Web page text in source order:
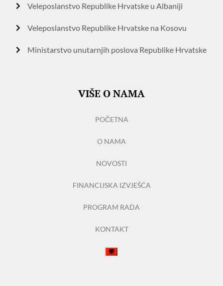
Veleposlanstvo Republike Hrvatske u Albaniji
Veleposlanstvo Republike Hrvatske na Kosovu
Ministarstvo unutarnjih poslova Republike Hrvatske
VIŠE O NAMA
POČETNA
O NAMA
NOVOSTI
FINANCIJSKA IZVJEŠĆA
PROGRAM RADA
KONTAKT